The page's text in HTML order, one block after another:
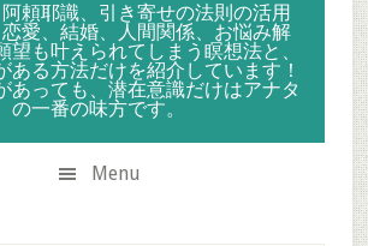
頼耶識、引き寄せの法則の活用
愛、結婚、人間関係、お悩み解
望も叶えられてしまう瞑想法と、
ある方法だけを紹介しています！
あっても、潜在意識だけはアナタ
の一番の味方です。
Menu